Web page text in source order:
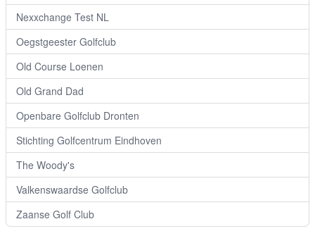
Nexxchange Test NL
Oegstgeester Golfclub
Old Course Loenen
Old Grand Dad
Openbare Golfclub Dronten
Stichting Golfcentrum Eindhoven
The Woody's
Valkenswaardse Golfclub
Zaanse Golf Club